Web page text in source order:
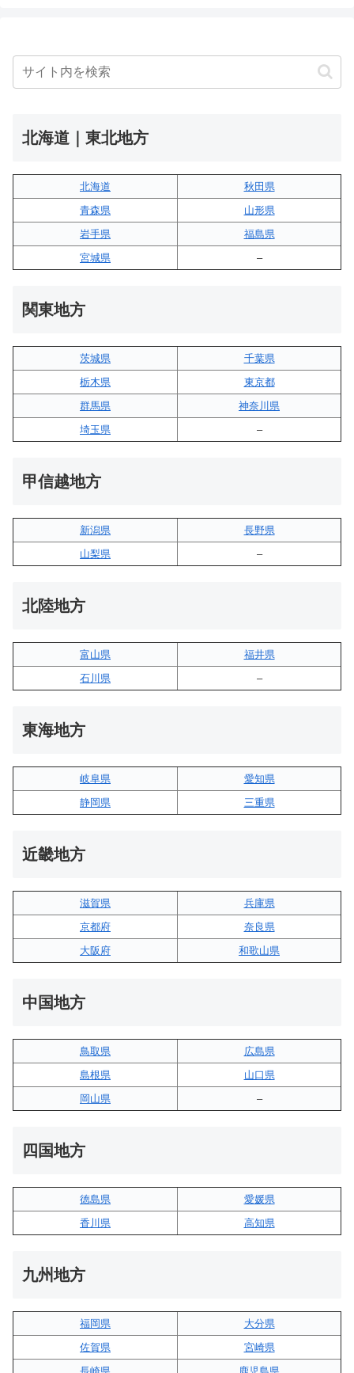
北海道｜東北地方
北海道
秋田県
青森県
山形県
岩手県
福島県
宮城県
–
関東地方
茨城県
千葉県
栃木県
東京都
群馬県
神奈川県
埼玉県
–
甲信越地方
新潟県
長野県
山梨県
–
北陸地方
富山県
福井県
石川県
–
東海地方
岐阜県
愛知県
静岡県
三重県
近畿地方
滋賀県
兵庫県
京都府
奈良県
大阪府
和歌山県
中国地方
鳥取県
広島県
島根県
山口県
岡山県
–
四国地方
徳島県
愛媛県
香川県
高知県
九州地方
福岡県
大分県
佐賀県
宮崎県